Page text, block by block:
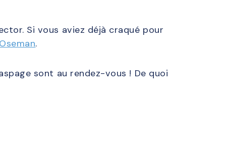
Si vous aviez déjà craqué pour
.
sont au rendez-vous ! De quoi